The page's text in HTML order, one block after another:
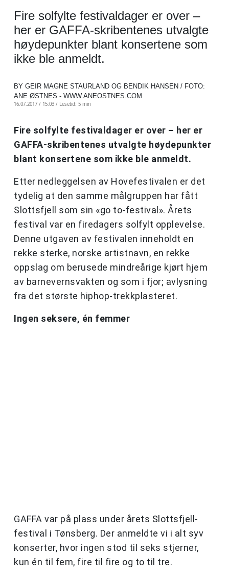
Fire solfylte festivaldager er over –
her er GAFFA-skribentenes utvalgte
høydepunkter blant konsertene som
ikke ble anmeldt.
BY GEIR MAGNE STAURLAND OG BENDIK HANSEN / FOTO:
ANE ØSTNES - WWW.ANEOSTNES.COM
16.07.2017 / 15:03 / Lesetid: 5 min
Fire solfylte festivaldager er over – her er
GAFFA-skribentenes utvalgte høydepunkter
blant konsertene som ikke ble anmeldt.
Etter nedleggelsen av Hovefestivalen er det
tydelig at den samme målgruppen har fått
Slottsfjell som sin «go to-festival». Årets
festival var en firedagers solfylt opplevelse.
Denne utgaven av festivalen inneholdt en
rekke sterke, norske artistnavn, en rekke
oppslag om berusede mindreårige kjørt hjem
av barnevernsvakten og som i fjor; avlysning
fra det største hiphop-trekkplasteret.
Ingen seksere, én femmer
GAFFA var på plass under årets Slottsfjell-
festival i Tønsberg. Der anmeldte vi i alt syv
konserter, hvor ingen stod til seks stjerner,
kun én til fem, fire til fire og to til tre.